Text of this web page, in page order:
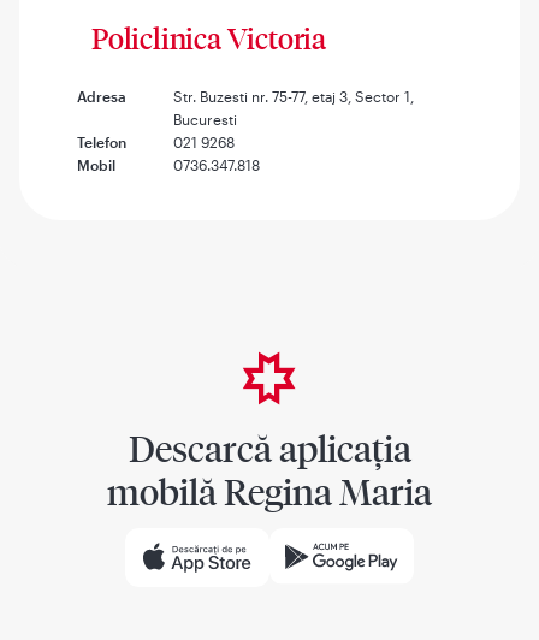
Policlinica Victoria
Adresa
Str. Buzesti nr. 75-77, etaj 3, Sector 1,
Bucuresti
Telefon
021 9268
Mobil
0736.347.818
Descarcă aplicația
mobilă Regina Maria